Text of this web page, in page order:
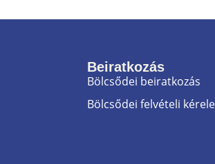
Beiratkozás
Bölcsődei beiratkozás
Bölcsődei felvételi